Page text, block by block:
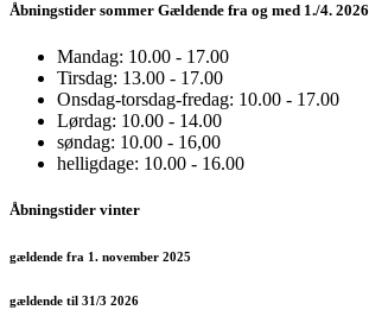
Åbningstider sommer Gældende fra og med 1./4. 2026
Mandag: 10.00 - 17.00
Tirsdag: 13.00 - 17.00
Onsdag-torsdag-fredag: 10.00 - 17.00
Lørdag: 10.00 - 14.00
søndag: 10.00 - 16,00
helligdage: 10.00 - 16.00
Åbningstider vinter
gældende fra 1. november 2025
gældende til 31/3 2026